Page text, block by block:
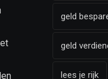
geld
geld
lees je rijk